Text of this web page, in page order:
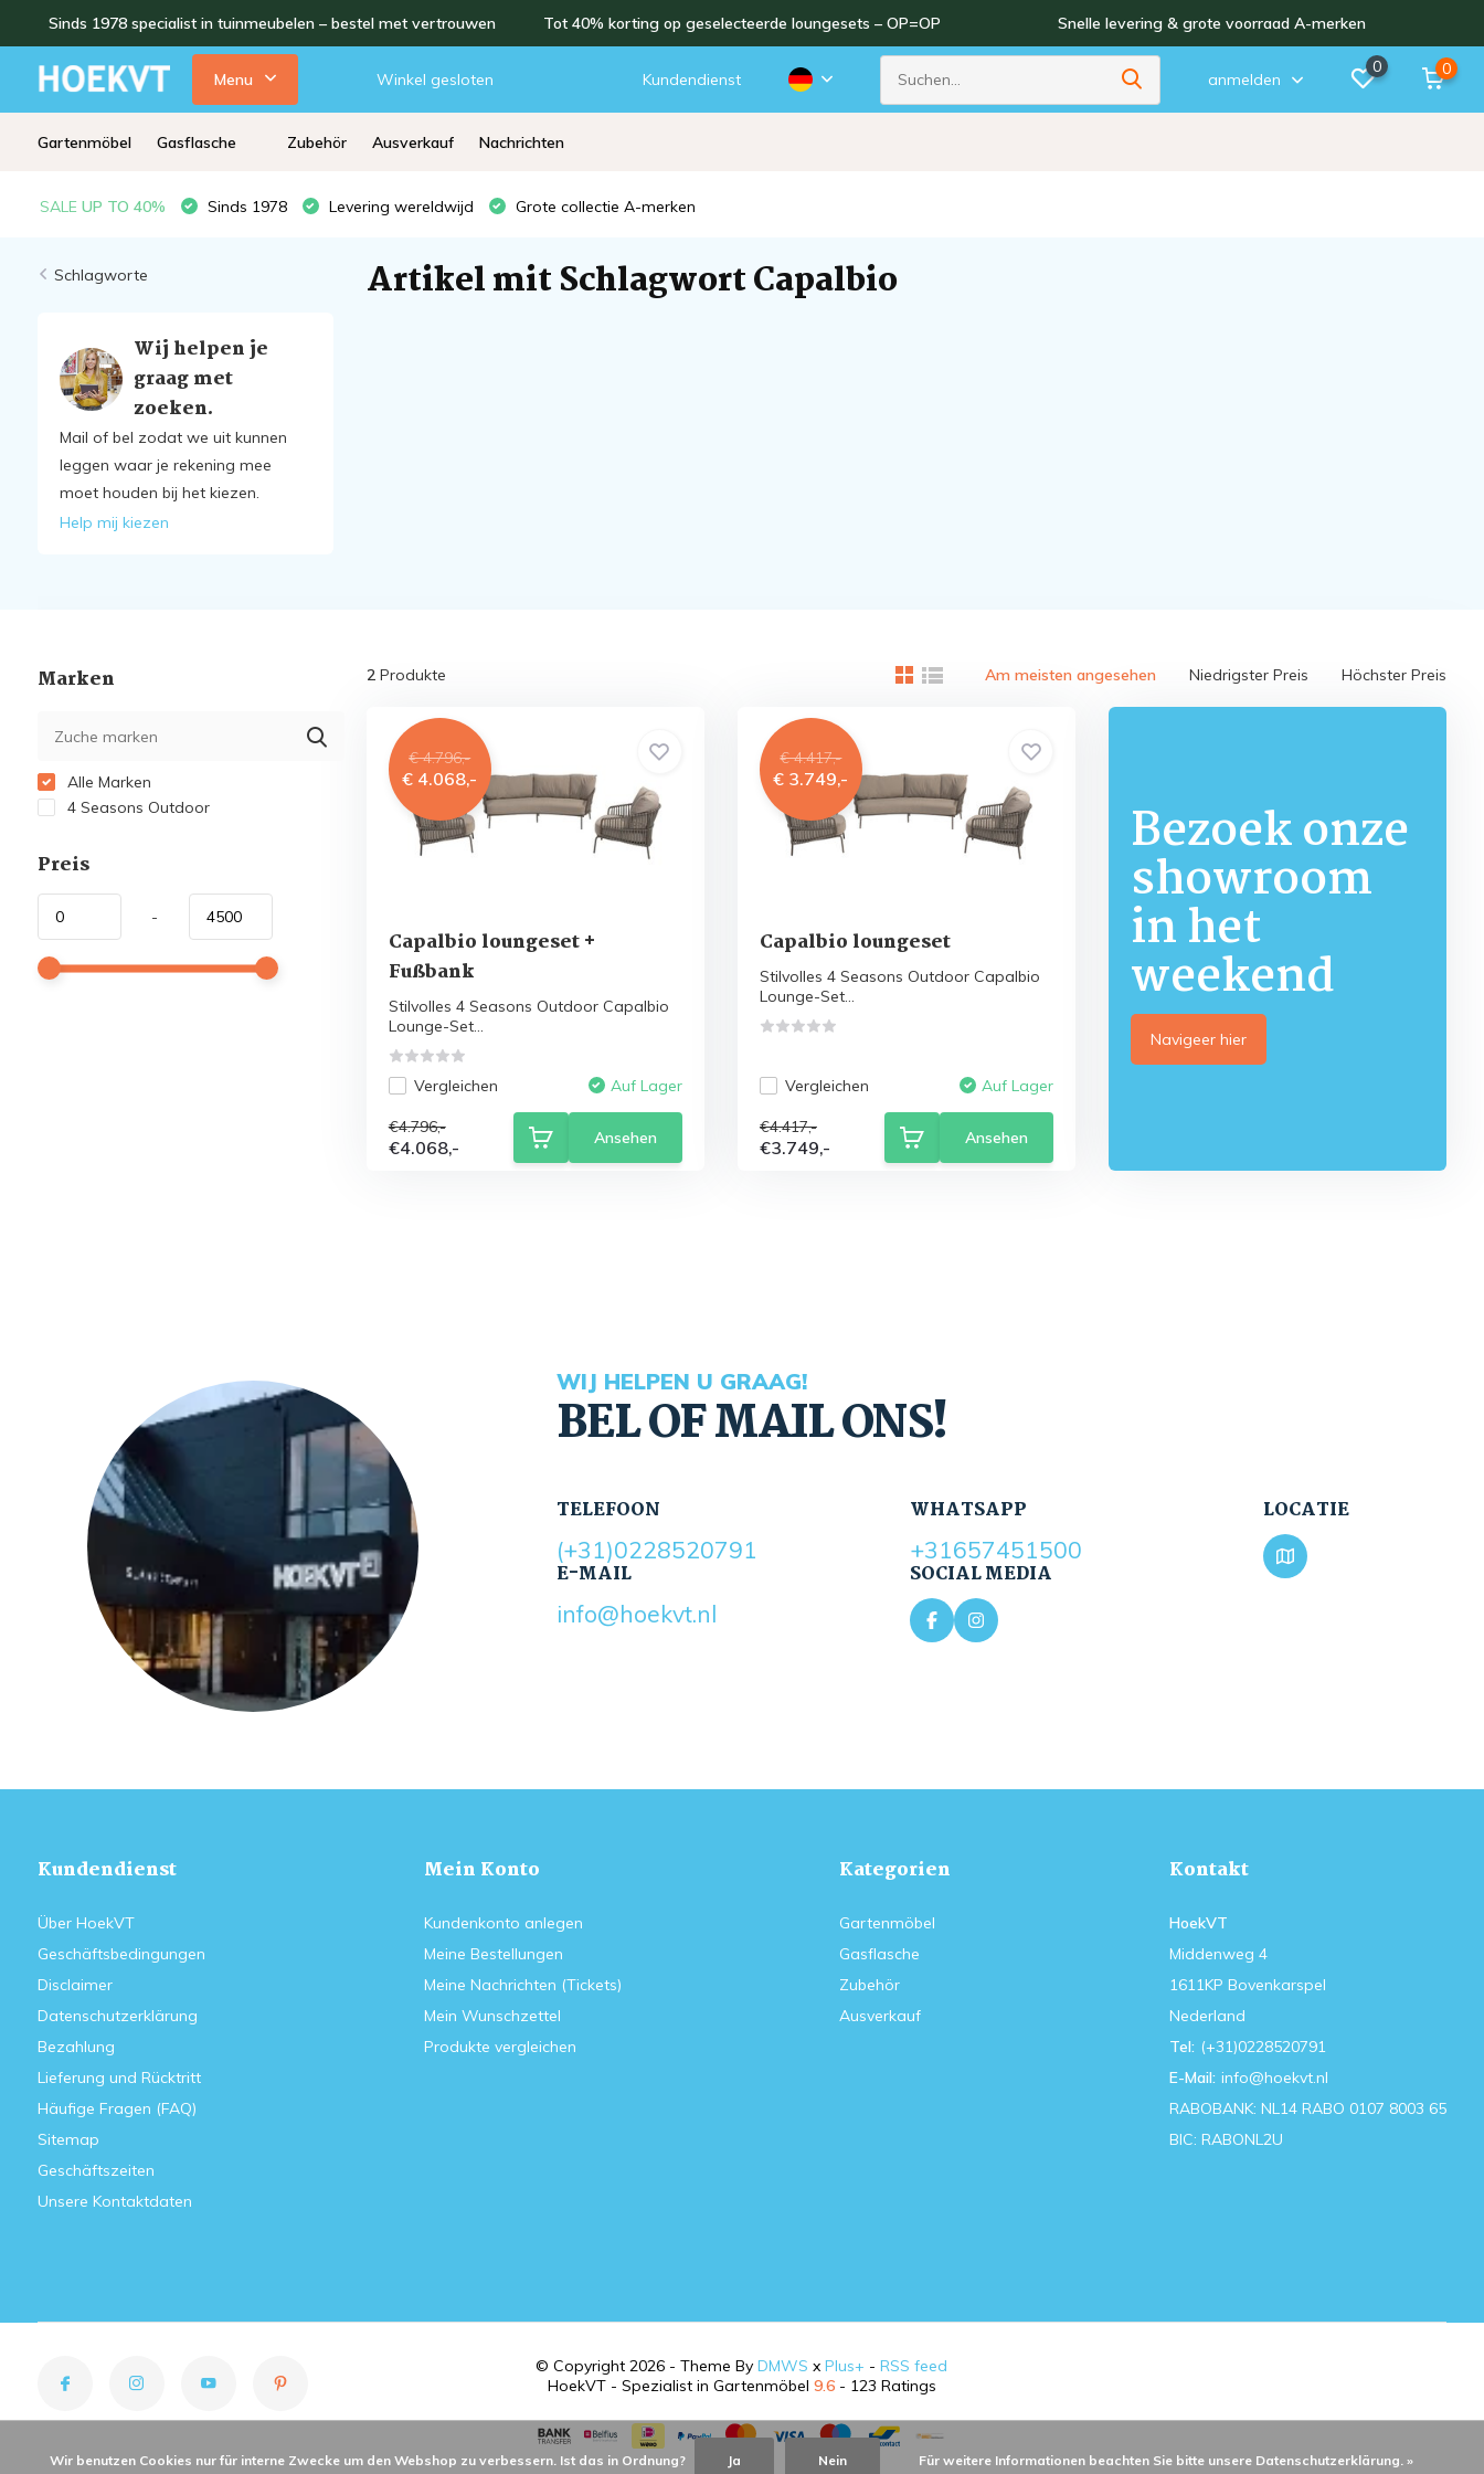
Sinds 1978 specialist in tuinmeubelen – bestel met vertrouwen Tot 40% korting op geselecteerde loungesets – OP=OP Snelle levering & grote voorraad A-merken
Menu Winkel gesloten Kundendienst anmelden
0 0
Gartenmöbel Gasflasche Zubehör Ausverkauf Nachrichten
SALE UP TO 40% Sinds 1978 Levering wereldwijd Grote collectie A-merken
Schlagworte
Wij helpen je
graag met
zoeken.
Mail of bel zodat we uit kunnen
leggen waar je rekening mee
moet houden bij het kiezen.
Help mij kiezen
Artikel mit Schlagwort Capalbio
Marken
Alle Marken
4 Seasons Outdoor
Preis
-
2Produkte Am meisten angesehen Niedrigster Preis Höchster Preis
€ 4.796,-
€ 4.068,-
Capalbio loungeset +
Fußbank
Stilvolles 4 Seasons Outdoor Capalbio
Lounge-Set...
Vergleichen Auf Lager
€4.796,-
€4.068,- Ansehen
€ 4.417,-
€ 3.749,-
Capalbio loungeset
Stilvolles 4 Seasons Outdoor Capalbio
Lounge-Set...
Vergleichen Auf Lager
€4.417,-
€3.749,- Ansehen
Bezoek onze
showroom
in het
weekend
Navigeer hier
WIJ HELPEN U GRAAG!
BEL OF MAIL ONS!
TELEFOON
(+31)0228520791
E-MAIL
info@hoekvt.nl
WHATSAPP
+31657451500
SOCIAL MEDIA
LOCATIE
Kundendienst
Über HoekVT
Geschäftsbedingungen
Disclaimer
Datenschutzerklärung
Bezahlung
Lieferung und Rücktritt
Häufige Fragen (FAQ)
Sitemap
Geschäftszeiten
Unsere Kontaktdaten
Mein Konto
Kundenkonto anlegen
Meine Bestellungen
Meine Nachrichten (Tickets)
Mein Wunschzettel
Produkte vergleichen
Kategorien
Gartenmöbel
Gasflasche
Zubehör
Ausverkauf
Kontakt
HoekVT
Middenweg 4
1611KP Bovenkarspel
Nederland
Tel: (+31)0228520791
E-Mail: info@hoekvt.nl
RABOBANK: NL14 RABO 0107 8003 65
BIC: RABONL2U
© Copyright 2026 - Theme ByDMWS xPlus+ -RSS feed
HoekVT - Spezialist in Gartenmöbel 9.6 - 123 Ratings
Wir benutzen Cookies nur für interne Zwecke um den Webshop zu verbessern. Ist das in Ordnung? Ja Nein Für weitere Informationen beachten Sie bitte unsere Datenschutzerklärung. »